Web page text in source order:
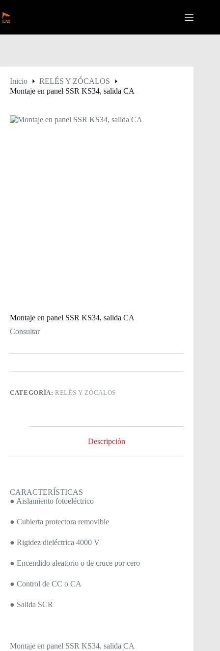
al
contenido
Inicio
RELÉS Y ZÓCALOS
Montaje en panel SSR KS34, salida CA
Montaje en panel SSR KS34, salida CA
Consultar
CATEGORÍA:RELÉS Y ZÓCALOS
Descripción
CARACTERÍSTICAS
● Aislamiento fotoeléctrico
● Cubierta protectora removible
● Rigidez dieléctrica 4000 V
● Encendido aleatorio o de cruce por cero
● Control de CC o CA
● Salida SCR
Montaje en panel SSR KS34, salida CA